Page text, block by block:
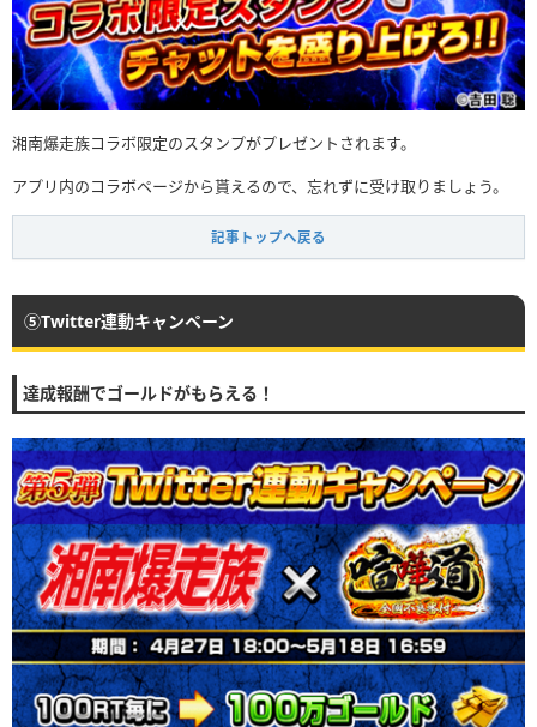
湘南爆走族コラボ限定のスタンプがプレゼントされます。
アプリ内のコラボページから貰えるので、忘れずに受け取りましょう。
記事トップへ戻る
⑤Twitter連動キャンペーン
達成報酬でゴールドがもらえる！